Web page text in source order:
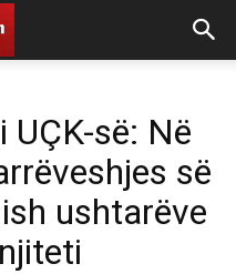
së: Në
së
ushtarëve